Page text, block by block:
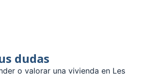
dudas
o valorar una vivienda en Les